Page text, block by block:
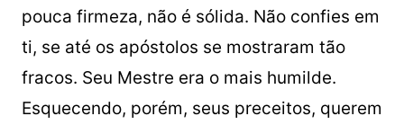
pouca firmeza, não é sólida. Não confies em
ti, se até os apóstolos se mostraram tão
fracos. Seu Mestre era o mais humilde.
Esquecendo, porém, seus preceitos, querem